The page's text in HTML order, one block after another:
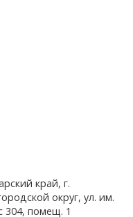
край, г.
округ, ул. им.
304, помещ. 1